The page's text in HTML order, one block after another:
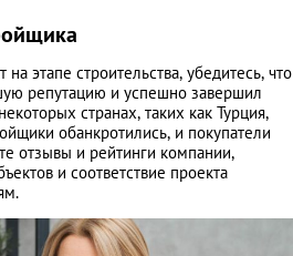
этапе строительства, убедитесь, что
репутацию и успешно завершил
странах, таких как Турция,
обанкротились, и покупатели
отзывы и рейтинги компании,
и соответствие проекта